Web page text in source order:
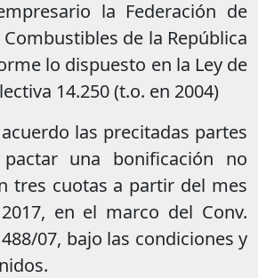
la Federación de
de la República
lo dispuesto en la Ley de
14.250 (t.o. en 2004)
las precitadas partes
una bonificación no
tres cuotas a partir del mes
en el marco del Conv.
07, bajo las condiciones y